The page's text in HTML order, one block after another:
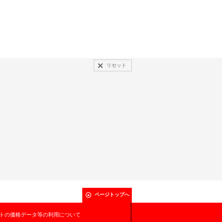
リセット
ページトップへ
の価格データ等の利用について